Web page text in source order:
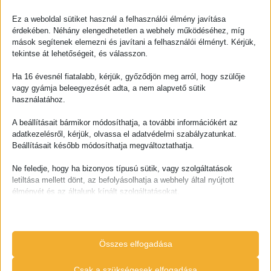
Ultrahang
gyulladáscsökkentő csontritkulás gyógytorna
Elesés megelőzés
csoportos torna
Masszázs
gyógy és wellness
Köpölyözés
vákuumos masszázs
testtartásjavítás
Ez a weboldal sütiket használ a felhasználói élmény javítása
érdekében. Néhány elengedhetetlen a webhely működéséhez, míg
mások segítenek elemezni és javítani a felhasználói élményt. Kérjük,
tekintse át lehetőségeit, és válasszon.
Ha 16 évesnél fiatalabb, kérjük, győződjön meg arról, hogy szülője
vagy gyámja beleegyezését adta, a nem alapvető sütik
használatához.
A beállításait bármikor módosíthatja, a további információkért az
adatkezelésről, kérjük, olvassa el adatvédelmi szabályzatunkat.
Beállításait később módosíthatja megváltoztathatja.
Ne feledje, hogy ha bizonyos típusú sütik, vagy szolgáltatások
letiltása mellett dönt, az befolyásolhatja a webhely által nyújtott
élményét és az általunk kínált szolgáltatásokat.
Az alapvető sütik és szolgáltatások biztosítják az oldal megfelelő
működéséhez. Ezek a sütik és szolgáltatások a GDPR szerint nem
Részletek megjelenítése
Összes elfogadása